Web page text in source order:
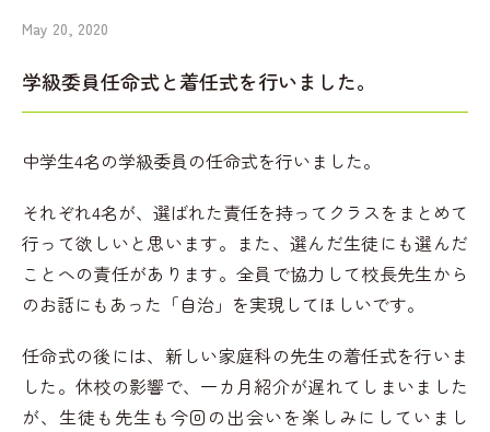
May 20, 2020
学級委員任命式と着任式を行いました。
中学生4名の学級委員の任命式を行いました。
それぞれ4名が、選ばれた責任を持ってクラスをまとめて
行って欲しいと思います。また、選んだ生徒にも選んだ
ことへの責任があります。全員で協力して校長先生から
のお話にもあった「自治」を実現してほしいです。
任命式の後には、新しい家庭科の先生の着任式を行いま
した。休校の影響で、一カ月紹介が遅れてしまいました
が、生徒も先生も今回の出会いを楽しみにしていまし